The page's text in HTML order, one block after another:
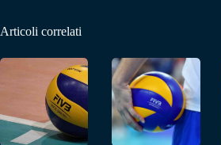
Articoli correlati